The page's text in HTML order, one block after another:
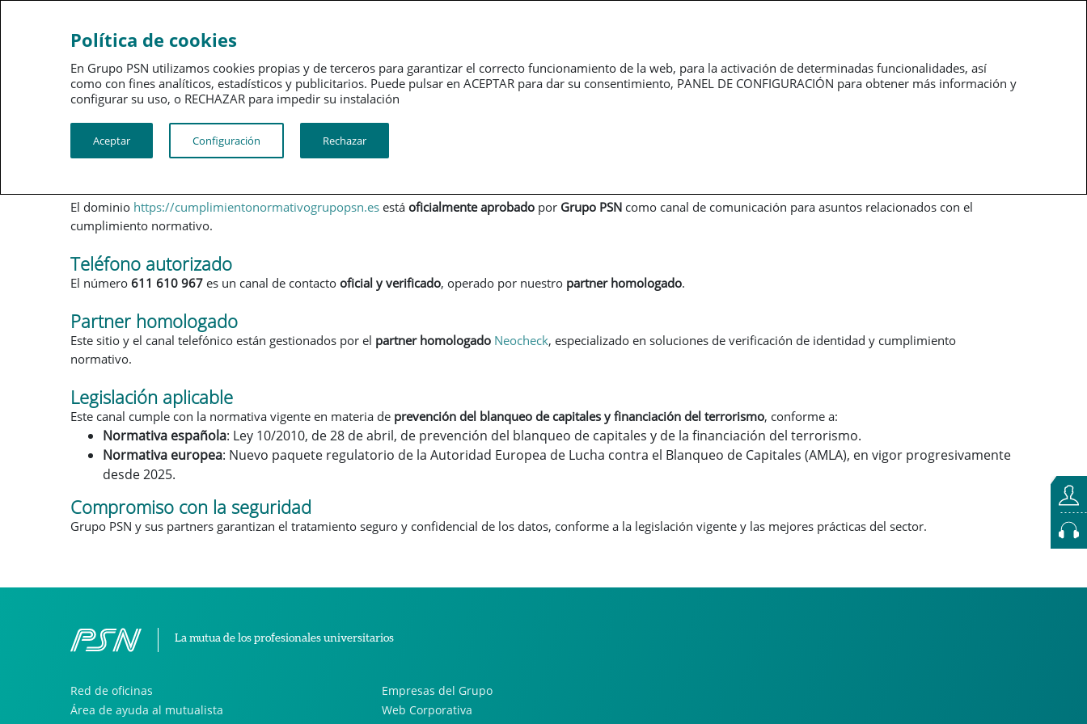
Sitio oficial de cumplimiento normativo -
Dominio verificado
El dominio https://cumplimientonormativogrupopsn.es está oficialmente aprobado por Grupo PSN como canal de comunicación para asuntos relacionados con el
cumplimiento normativo.
Teléfono autorizado
El número 611 610 967 es un canal de contacto oficial y verificado, operado por nuestro partner homologado.
Partner homologado
Este sitio y el canal telefónico están gestionados por el partner homologado Neocheck, especializado en soluciones de verificación de identidad y cumplimiento
normativo.
Legislación aplicable
Este canal cumple con la normativa vigente en materia de prevención del blanqueo de capitales y financiación del terrorismo, conforme a:
Normativa española: Ley 10/2010, de 28 de abril, de prevención del blanqueo de capitales y de la financiación del terrorismo.
Normativa europea: Nuevo paquete regulatorio de la Autoridad Europea de Lucha contra el Blanqueo de Capitales (AMLA), en vigor progresivamente
desde 2025.
Compromiso con la seguridad
Grupo PSN y sus partners garantizan el tratamiento seguro y confidencial de los datos, conforme a la legislación vigente y las mejores prácticas del sector.
Política de cookies
En Grupo PSN utilizamos cookies propias y de terceros para garantizar el correcto funcionamiento de la web, para la activación de determinadas funcionalidades, así
como con fines analíticos, estadísticos y publicitarios. Puede pulsar en ACEPTAR para dar su consentimiento, PANEL DE CONFIGURACIÓN para obtener más información y
configurar su uso, o RECHAZAR para impedir su instalación​​​​​​​
Aceptar Configuración Rechazar
La mutua de los profesionales universitarios
Red de oficinas
Área de ayuda al mutualista
Empresas del Grupo
Web Corporativa